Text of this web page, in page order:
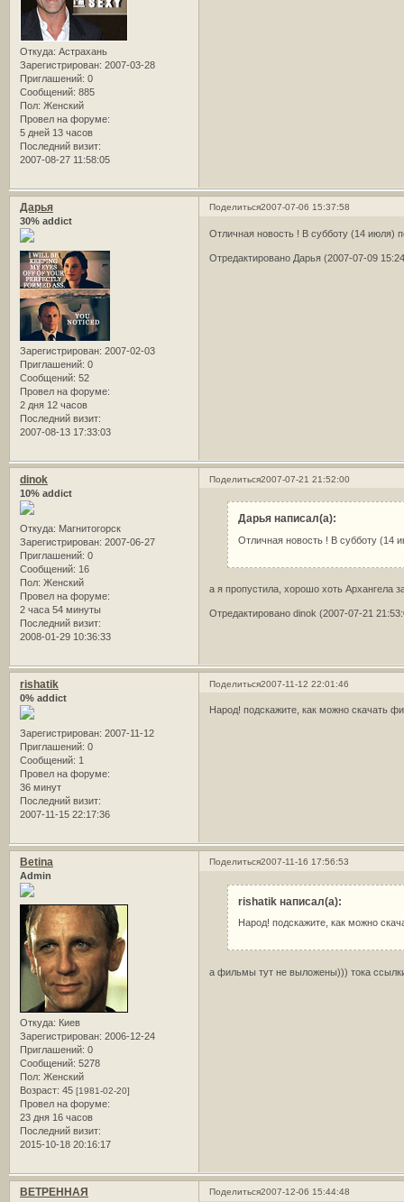
Откуда: Астрахань
Зарегистрирован: 2007-03-28
Приглашений: 0
Сообщений: 885
Пол: Женский
Провел на форуме:
5 дней 13 часов
Последний визит:
2007-08-27 11:58:05
Поделиться2007-07-06 15:37:58
Дарья
30% addict
Зарегистрирован: 2007-02-03
Приглашений: 0
Сообщений: 52
Провел на форуме:
2 дня 12 часов
Последний визит:
2007-08-13 17:33:03
Отличная новость ! В субботу (14 июля)
Отредактировано Дарья (2007-07-09
Поделиться2007-07-21 21:52:00
dinok
10% addict
Откуда: Магнитогорск
Зарегистрирован: 2007-06-27
Приглашений: 0
Сообщений: 16
Пол: Женский
Провел на форуме:
2 часа 54 минуты
Последний визит:
2008-01-29 10:36:33
Дарья написал(а):
Отличная новость ! В субботу (14
а я пропустила, хорошо хоть Архангела
Отредактировано dinok (2007-07-21
Поделиться2007-11-12 22:01:46
rishatik
0% addict
Зарегистрирован: 2007-11-12
Приглашений: 0
Сообщений: 1
Провел на форуме:
36 минут
Последний визит:
2007-11-15 22:17:36
Народ! подскажите, как можно скачать
Поделиться2007-11-16 17:56:53
Betina
Admin
Откуда: Киев
Зарегистрирован: 2006-12-24
Приглашений: 0
Сообщений: 5278
Пол: Женский
Возраст: 45 [1981-02-20]
Провел на форуме:
23 дня 16 часов
Последний визит:
2015-10-18 20:16:17
rishatik написал(а):
Народ! подскажите, как можно
а фильмы тут не выложены))) тока
Поделиться2007-12-06 15:44:48
ВЕТРЕННАЯ